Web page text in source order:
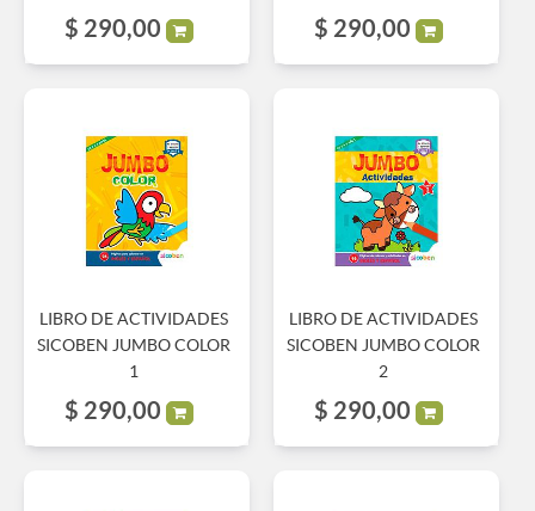
$ 290,00 $ 290,00
LIBRO DE ACTIVIDADES
SICOBEN JUMBO COLOR
1
$ 290,00
LIBRO DE ACTIVIDADES
SICOBEN JUMBO COLOR
2
$ 290,00